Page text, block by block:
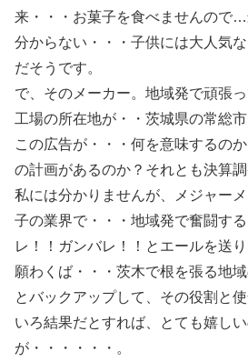
来・・・お菓子を食べませんので…
分からない・・・子供には大人気
だそうです。
で、そのメーカー。地域発で頑張
工場の所在地が・・茨城県の常総市
この広告が・・・何を意味するの
の計画があるのか？それとも決算
私には分かりませんが、メジャー
子の業界で・・・地域発で奮闘す
レ！！ガンバレ！！とエールを送り
願わくば・・・茨木で根を張る地
とバックアップして、その役割と
いろ結果だとすれば、とても嬉し
が・・・